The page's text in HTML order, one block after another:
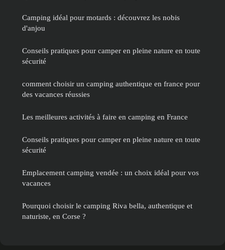
Camping idéal pour motards : découvrez les nobis
d'anjou
Conseils pratiques pour camper en pleine nature en toute
sécurité
comment choisir un camping authentique en france pour
des vacances réussies
Les meilleures activités à faire en camping en France
Conseils pratiques pour camper en pleine nature en toute
sécurité
Emplacement camping vendée : un choix idéal pour vos
vacances
Pourquoi choisir le camping Riva bella, authentique et
naturiste, en Corse ?